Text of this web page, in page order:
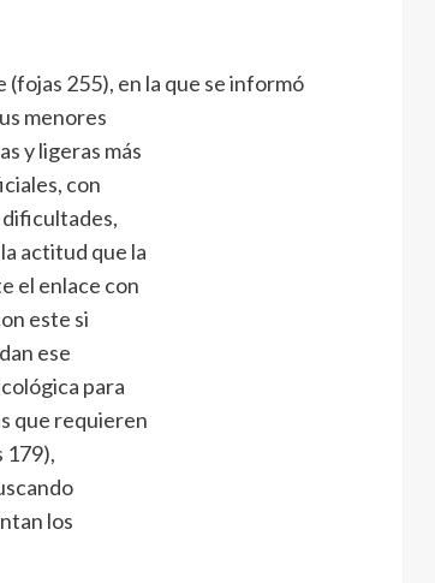
(fojas 255), en la que se informó
menores
y ligeras más
con
dificultades,
actitud que la
el enlace con
este si
ese
para
que requieren
179),
los